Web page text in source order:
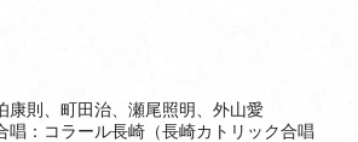
康則、町田治、瀬尾照明、外山愛
：コラール長崎（長崎カトリック合唱